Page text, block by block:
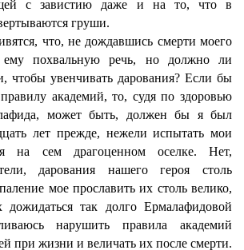
с завистию даже и на то, что в
груши.
что, не дождавшись смерти моего
похвальную речь, но должно ли
чтобы увенчивать дарования? Если бы
академий, то, судя по здоровью
может быть, должен бы я был
лет прежде, нежели испытать мои
на сем драгоценном оселке. Нет,
дарования нашего героя столь
мое прославить их столь велико,
так долго Ермалафидовой
нарушить правила академий
при жизни и величать их после смерти.